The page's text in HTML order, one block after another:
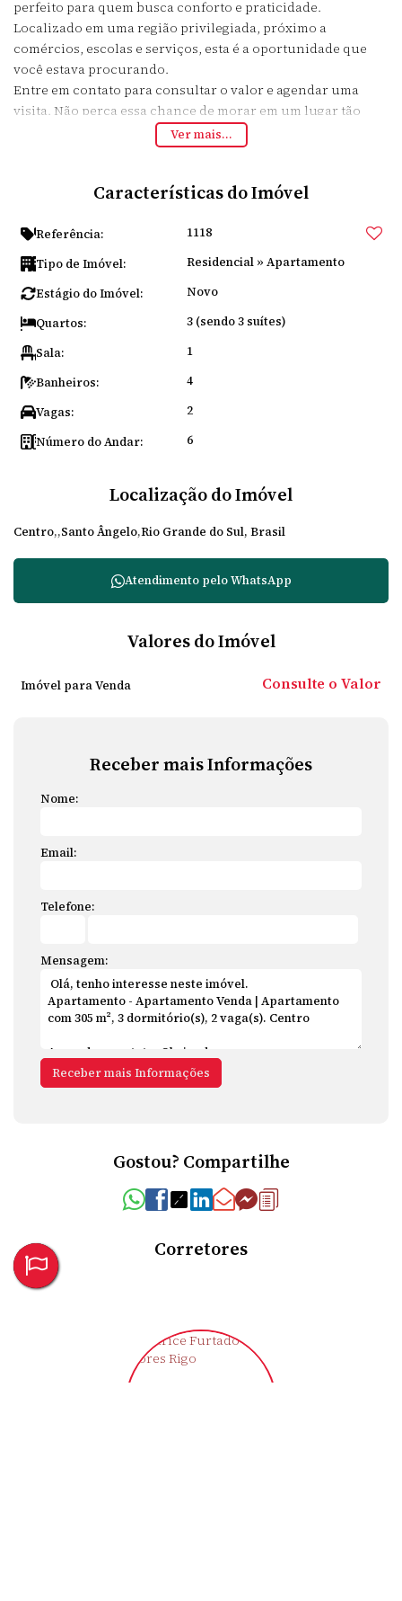
perfeito para quem busca conforto e praticidade.
Localizado em uma região privilegiada, próximo a
comércios, escolas e serviços, esta é a oportunidade que
você estava procurando.
Entre em contato para consultar o valor e agendar uma
visita. Não perca essa chance de morar em um lugar tão
Ver mais...
Características do Imóvel
Referência: 1118
Tipo de Imóvel: Residencial » Apartamento
Estágio do Imóvel: Novo
Quartos: 3 (sendo 3 suítes)
Sala: 1
Banheiros: 4
Vagas: 2
Número do Andar: 6
Localização do Imóvel
Centro Santo Ângelo Rio Grande do Sul, Brasil
Atendimento peloWhatsApp
Valores do Imóvel
Consulte o Valor
Imóvel para Venda
Receber mais Informações
Nome:
Email:
Telefone:
Mensagem:
Gostou? Compartilhe
Corretores